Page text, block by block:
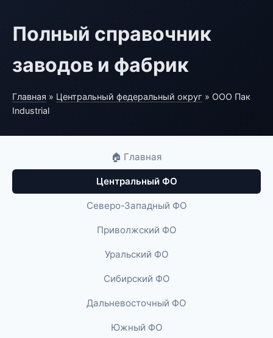
Полный справочник
заводов и фабрик
Главная » Центральный федеральный округ » ООО Пак
Industrial
🏠 Главная
Центральный ФО
Северо-Западный ФО
Приволжский ФО
Уральский ФО
Сибирский ФО
Дальневосточный ФО
Южный ФО